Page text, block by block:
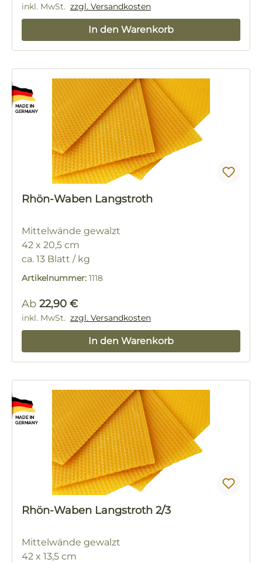
inkl. MwSt. zzgl. Versandkosten
In den Warenkorb
Rhön-Waben Langstroth
Mittelwände gewalzt
42 x 20,5 cm
ca. 13 Blatt / kg
Artikelnummer: 1118
Regulärer Preis:
Ab 22,90 €
inkl. MwSt. zzgl. Versandkosten
In den Warenkorb
Rhön-Waben Langstroth 2/3
Mittelwände gewalzt
42 x 13,5 cm